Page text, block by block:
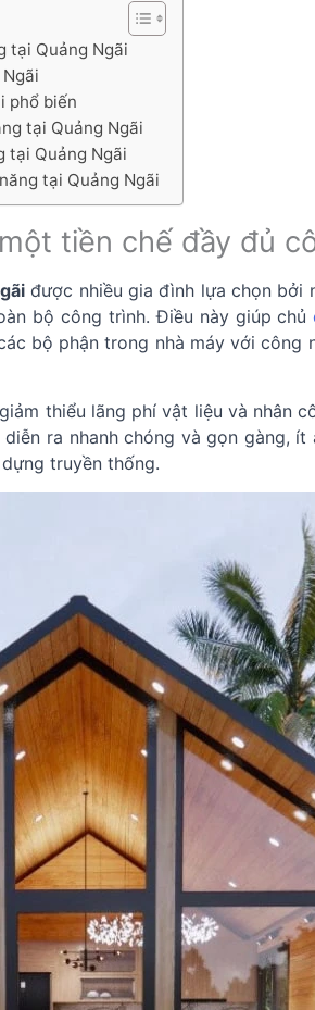
tại Quảng Ngãi
phổ biến
tại Quảng Ngãi
tại Quảng Ngãi
tại Quảng Ngãi
tiền chế đầy đủ
được nhiều gia đình lựa chọn bởi
bộ công trình. Điều này giúp chủ
bộ phận trong nhà máy với công
thiểu lãng phí vật liệu và nhân
ra nhanh chóng và gọn gàng, ít
truyền thống.